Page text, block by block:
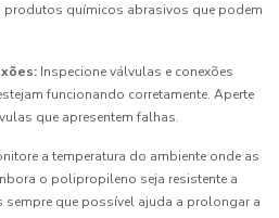
produtos químicos abrasivos que podem
Inspecione válvulas e conexões
funcionando corretamente. Aperte
que apresentem falhas.
a temperatura do ambiente onde as
o polipropileno seja resistente a
sempre que possível ajuda a prolongar a